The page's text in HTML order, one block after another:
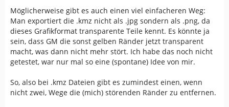
Möglicherweise gibt es auch einen viel einfacheren Weg:
Man exportiert die .kmz nicht als .jpg sondern als .png, da
dieses Grafikformat transparente Teile kennt. Es könnte ja
sein, dass GM die sonst gelben Ränder jetzt transparent
macht, was dann nicht mehr stört. Ich habe das noch nicht
getestet, war nur mal so eine (spontane) Idee von mir.
So, also bei .kmz Dateien gibt es zumindest einen, wenn
nicht zwei, Wege die (mich) störenden Ränder zu entfernen.